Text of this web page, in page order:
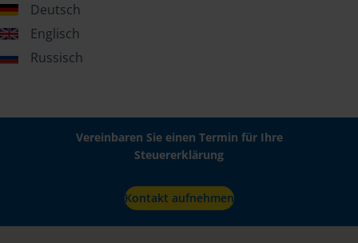
Deutsch
Englisch
Russisch
Vereinbaren Sie einen Termin für Ihre
Steuererklärung
Kontakt aufnehmen